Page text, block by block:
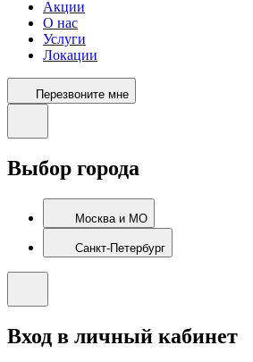
Акции
О нас
Услуги
Локации
Перезвоните мне
Выбор города
Москва и МО
Санкт-Петербург
Вход в личный кабинет